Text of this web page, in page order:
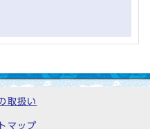
取扱い
マップ